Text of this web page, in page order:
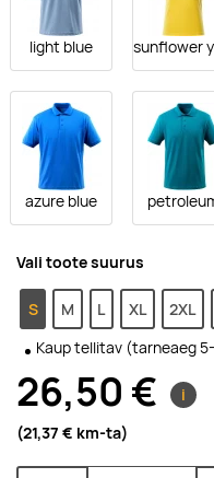
light blue
azure blue
Vali toote suurus
S M L XL 2XL
Kaup tellitav (tarneaeg
26,50 €
i
(21,37 € km-ta)